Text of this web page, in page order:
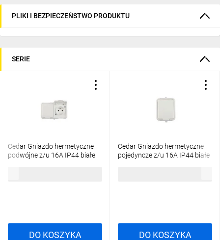
PLIKI I BEZPIECZEŃSTWO PRODUKTU
SERIE
Cedar Gniazdo hermetyczne
podwójne z/u 16A IP44 białe
DO KOSZYKA
Cedar Gniazdo hermetyczne
pojedyncze z/u 16A IP44 białe
DO KOSZYKA